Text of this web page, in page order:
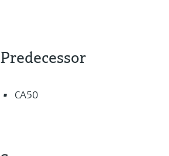
Predecessor
CA50